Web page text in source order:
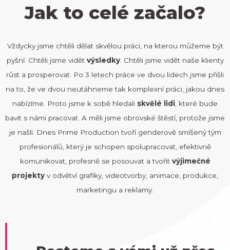
Jak to celé začalo?
Vždycky jsme chtěli dělat skvělou práci, na kterou můžeme být
pyšní. Chtěli jsme vidět výsledky. Chtěli jsme vidět naše klienty
růst a prosperovat. Po 3 letech práce ve dvou lidech jsme přišli
na to, že ve dvou neutáhneme tak komplexní práci, jakou dnes
nabízíme. Proto jsme k sobě hledali skvělé lidi , které bude
bavit s námi pracovat. A měli jsme obrovské štěstí, protože jsme
je našli. Dnes Prime Production tvoří genderově smíšený tým
profesionálů, který je schopen spolupracovat, efektivně
komunikovat, profesně se posouvat a tvořit výjimečné
projekty v odvětví grafiky, videotvorby, animace, produkce,
marketingu a reklamy.